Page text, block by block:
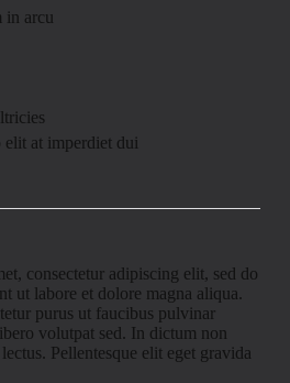
in arcu
at imperdiet dui
consectetur adipiscing elit, sed do
ut labore et dolore magna aliqua.
purus ut faucibus pulvinar
volutpat sed. In dictum non
Pellentesque elit eget gravida